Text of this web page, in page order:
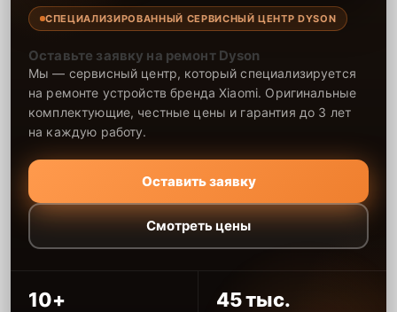
СПЕЦИАЛИЗИРОВАННЫЙ СЕРВИСНЫЙ ЦЕНТР DYSON
Оставьте заявку на ремонт Dyson
Мы — сервисный центр, который специализируется
на ремонте устройств бренда Xiaomi. Оригинальные
комплектующие, честные цены и гарантия до 3 лет
на каждую работу.
Оставить заявку
Смотреть цены
10+ 45 тыс.